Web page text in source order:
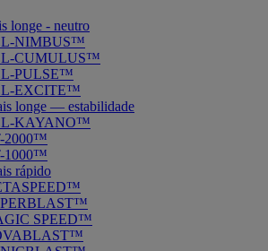
longe - neutro
NIMBUS™
CUMULUS™
PULSE™
EXCITE™
longe — estabilidade
KAYANO™
2000™
1000™
rápido
SPEED™